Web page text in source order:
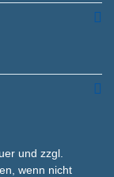
und zzgl.
wenn nicht